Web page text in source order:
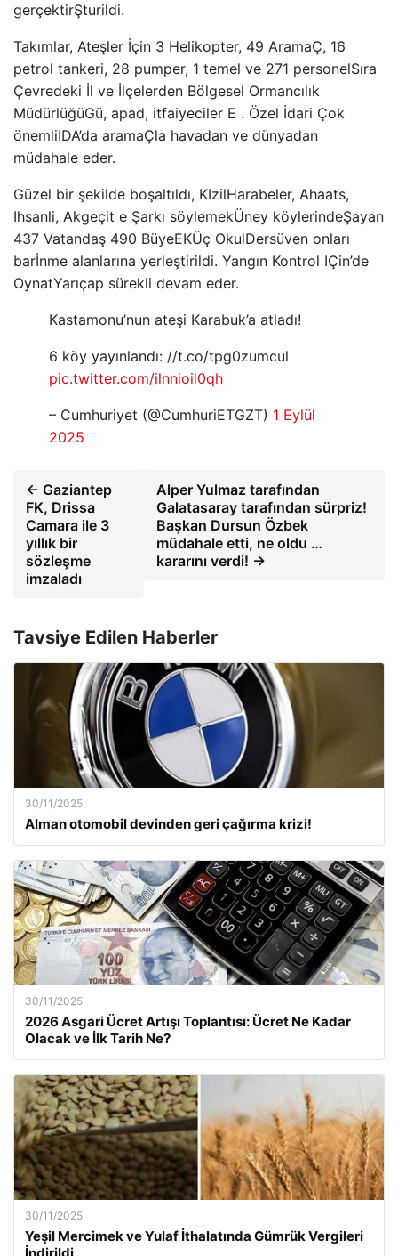
gerçektirŞturildi.
Takımlar, Ateşler İçin 3 Helikopter, 49 AramaÇ, 16
petrol tankeri, 28 pumper, 1 temel ve 271 personelSıra
Çevredeki İl ve İlçelerden Bölgesel Ormancılık
MüdürlüğüGü, apad, itfaiyeciler E . Özel İdari Çok
önemliIDA’da aramaÇla havadan ve dünyadan
müdahale eder.
Güzel bir şekilde boşaltıldı, KIzilHarabeler, Ahaats,
Ihsanli, Akgeçit e Şarkı söylemekÜney köylerindeŞayan
437 Vatandaş 490 BüyeEKÜç OkulDersüven onları
barİnme alanlarına yerleştirildi. Yangın Kontrol IÇin’de
OynatYarıçap sürekli devam eder.
Kastamonu’nun ateşi Karabuk’a atladı!
6 köy yayınlandı: //t.co/tpg0zumcul
pic.twitter.com/ilnnioil0qh
– Cumhuriyet (@CumhuriETGZT) 1 Eylül
2025
← Gaziantep
FK, Drissa
Camara ile 3
yıllık bir
sözleşme
imzaladı
Alper Yulmaz tarafından
Galatasaray tarafından sürpriz!
Başkan Dursun Özbek
müdahale etti, ne oldu …
kararını verdi! →
Tavsiye Edilen Haberler
30/11/2025
Alman otomobil devinden geri çağırma krizi!
30/11/2025
2026 Asgari Ücret Artışı Toplantısı: Ücret Ne Kadar
Olacak ve İlk Tarih Ne?
30/11/2025
Yeşil Mercimek ve Yulaf İthalatında Gümrük Vergileri